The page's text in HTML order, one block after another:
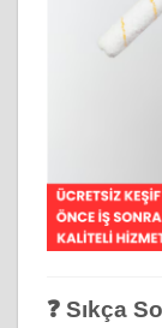
❓ Sıkça